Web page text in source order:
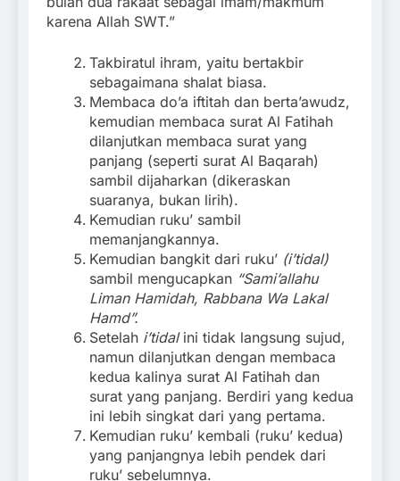
karena Allah SWT.”
Takbiratul ihram, yaitu bertakbir
sebagaimana shalat biasa.
Membaca do’a iftitah dan berta’awudz,
kemudian membaca surat Al Fatihah
dilanjutkan membaca surat yang
panjang (seperti surat Al Baqarah)
sambil dijaharkan (dikeraskan
suaranya, bukan lirih).
Kemudian ruku’ sambil
memanjangkannya.
Kemudian bangkit dari ruku’ (i’tidal)
sambil mengucapkan “Sami’allahu
Liman Hamidah, Rabbana Wa Lakal
Hamd”.
Setelah i’tidalini tidak langsung sujud,
namun dilanjutkan dengan membaca
kedua kalinya surat Al Fatihah dan
surat yang panjang. Berdiri yang kedua
ini lebih singkat dari yang pertama.
Kemudian ruku’ kembali (ruku’ kedua)
yang panjangnya lebih pendek dari
ruku’ sebelumnya.